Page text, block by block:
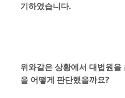
기하였습니다.
위와같은 상황에서 대법원을
을 어떻게 판단했을까요?